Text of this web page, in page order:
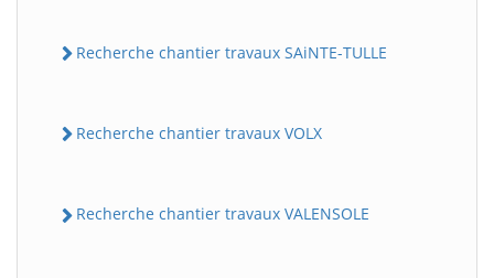
Recherche chantier travaux SAiNTE-TULLE
Recherche chantier travaux VOLX
Recherche chantier travaux VALENSOLE